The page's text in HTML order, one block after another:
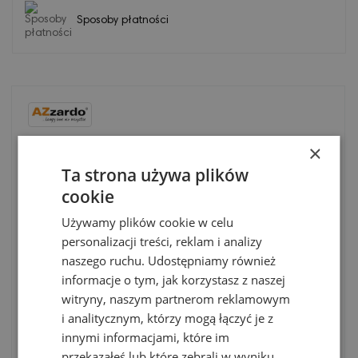
Sposoby płatności
Lumeny
Materiał Metal / Acryl
Napięcie 230V
Stopień zabezpieczenia IP 20
Źródło światła w komplecie TAK
×
Ta strona używa plików
cookie
Używamy plików cookie w celu
personalizacji treści, reklam i analizy
naszego ruchu. Udostępniamy również
informacje o tym, jak korzystasz z naszej
witryny, naszym partnerom reklamowym
i analitycznym, którzy mogą łączyć je z
innymi informacjami, które im